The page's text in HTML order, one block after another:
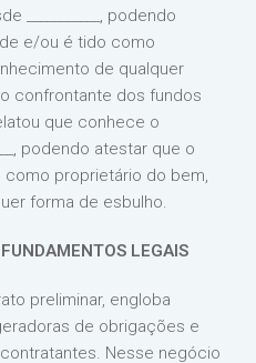
___________, podendo
e/ou é tido como
de qualquer
confrontante dos fundos
que conhece o
podendo atestar que o
proprietário do bem,
forma de esbulho.
LEGAIS
preliminar, engloba
de obrigações e
Nesse negócio